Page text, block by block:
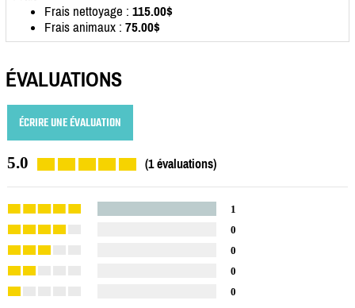
Frais nettoyage : 115.00$
Frais animaux : 75.00$
ÉVALUATIONS
ÉCRIRE UNE ÉVALUATION
5.0 (1 évaluations)
1
0
0
0
0